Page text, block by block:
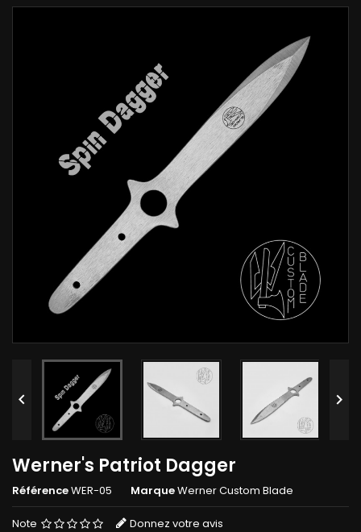
 
Werner's Patriot Dagger
RéférenceWER-05 MarqueWerner Custom Blade
Note Donnez votre avis